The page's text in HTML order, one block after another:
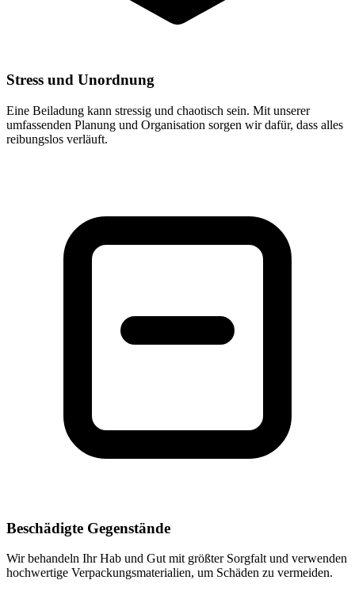
Stress und Unordnung
Eine Beiladung kann stressig und chaotisch sein. Mit unserer
umfassenden Planung und Organisation sorgen wir dafür, dass alles
reibungslos verläuft.
Beschädigte Gegenstände
Wir behandeln Ihr Hab und Gut mit größter Sorgfalt und verwenden
hochwertige Verpackungsmaterialien, um Schäden zu vermeiden.